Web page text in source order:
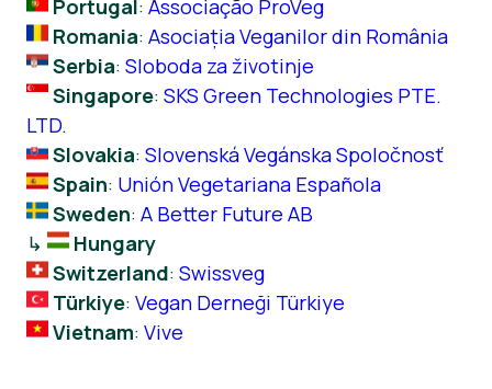
Portugal: Associação ProVeg
Romania: Asociația Veganilor din România
Serbia: Sloboda za životinje
Singapore: SKS Green Technologies PTE.
LTD.
Slovakia: Slovenská Vegánska Spoločnosť
Spain: Unión Vegetariana Española
Sweden: A Better Future AB
↳
Hungary
Switzerland: Swissveg
Türkiye: Vegan Derneği Türkiye
Vietnam: Vive